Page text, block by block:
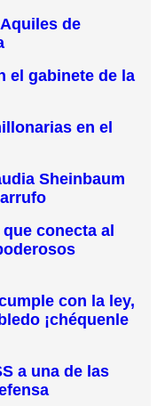
de
el gabinete de la
en el
Sheinbaum
conecta al
con la ley,
¡chéquenle
a una de las